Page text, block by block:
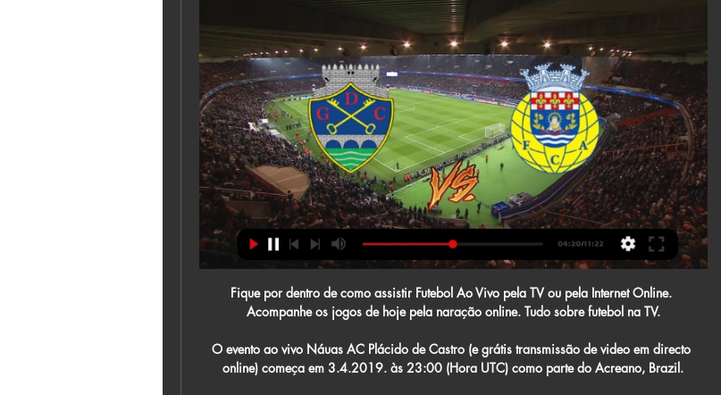
Fique por dentro de como assistir Futebol Ao Vivo pela TV ou pela Internet Online.
Acompanhe os jogos de hoje pela naração online. Tudo sobre futebol na TV.
O evento ao vivo Náuas AC Plácido de Castro (e grátis transmissão de video em directo
online) começa em 3.4.2019. às 23:00 (Hora UTC) como parte do Acreano, Brazil.